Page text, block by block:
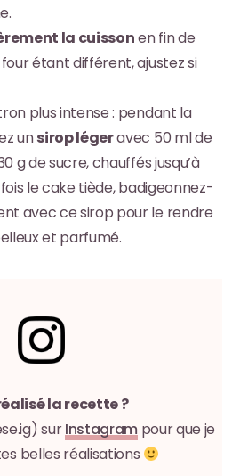
la cuissonen fin de
étant différent, ajustez si
plus intense : pendant la
unsirop légeravec 50 ml de
g de sucre, chauffés jusqu’à
le cake tiède, badigeonnez-
avec ce sirop pour le rendre
et parfumé.
la recette ?
surInstagram pour que je
belles réalisations